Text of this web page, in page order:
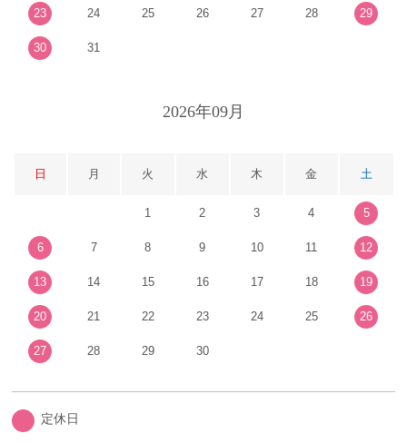
23 24 25 26 27 28 29
30 31
2026年09月
日 月 火 水 木 金 土
1 2 3 4 5
6 7 8 9 10 11 12
13 14 15 16 17 18 19
20 21 22 23 24 25 26
27 28 29 30
定休日